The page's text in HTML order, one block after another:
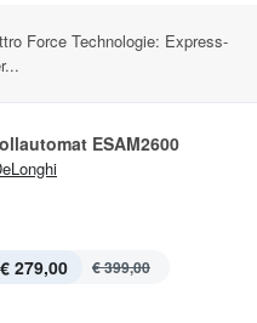
Force Technologie: Express-
ESAM2600
€ 279,00 € 399,00